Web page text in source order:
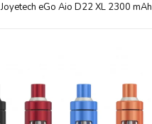
Joyetech eGo Aio D22 XL 2300 mAh